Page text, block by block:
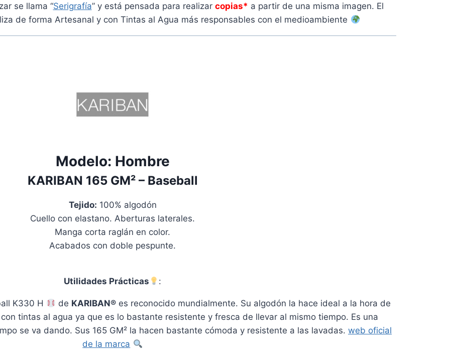
se llama “Serigrafía” y está pensada para realizar copias* a partir de una misma imagen. El
de forma Artesanal y con Tintas al Agua más responsables con el medioambiente
Modelo: Hombre
KARIBAN 165 GM²– Baseball
Tejido: 100% algodón
Cuello con elastano. Aberturas laterales.
Manga corta raglán en color.
Acabados con doble pespunte.
Utilidades Prácticas :
K330 H de KARIBAN® es reconocido mundialmente. Su algodón la hace ideal a la hora de
tintas al agua ya que es lo bastante resistente y fresca de llevar al mismo tiempo. Es una
se va dando. Sus 165 GM² la hacen bastante cómoda y resistente a las lavadas. web oficial
de la marca